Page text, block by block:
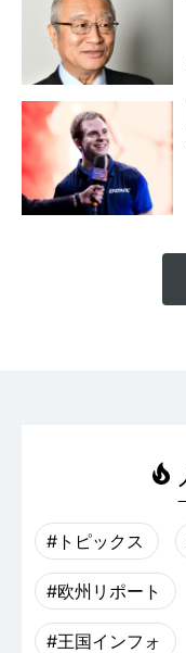
#トピックス
#欧州リポート
#王国インフォ